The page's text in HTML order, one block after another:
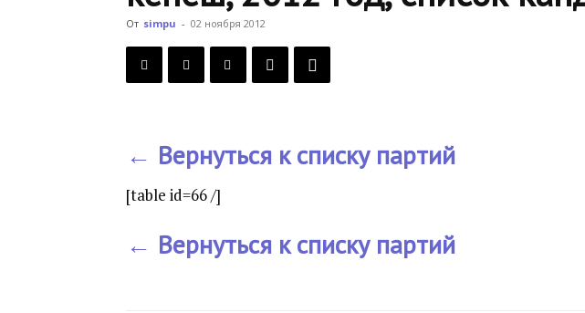
От simpu - 02 ноября 2012
← Вернуться к списку партий
[table id=66 /]
← Вернуться к списку партий